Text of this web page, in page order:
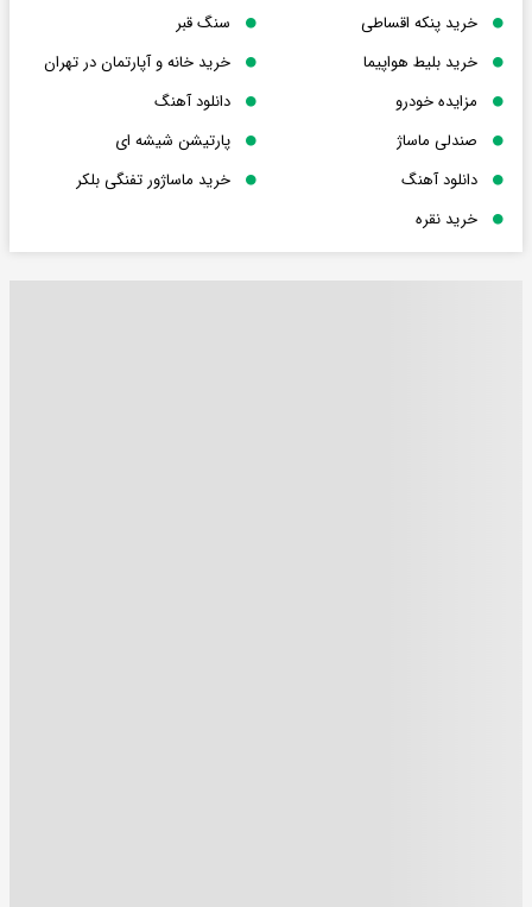
خرید پنکه اقساطی
سنگ قبر
خرید بلیط هواپیما
خرید خانه و آپارتمان در تهران
مزایده خودرو
دانلود آهنگ
صندلی ماساژ
پارتیشن شیشه ای
دانلود آهنگ
خرید ماساژور تفنگی بلکر
خرید نقره